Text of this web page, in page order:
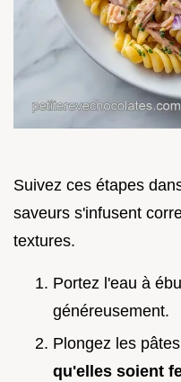
Suivez ces étapes
saveurs s'infusent
textures.
Portez l'eau à
généreusement.
Plongez les
qu'elles soient